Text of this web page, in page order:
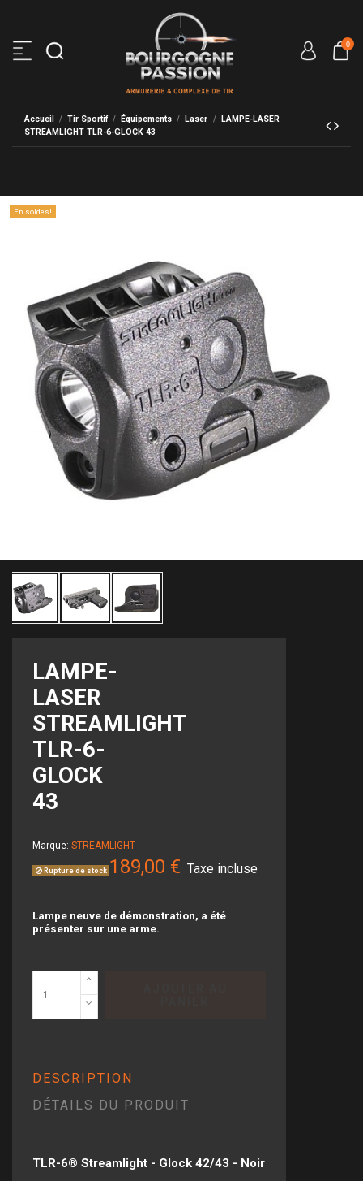
0
Accueil Tir Sportif Équipements Laser
LAMPE-LASER
STREAMLIGHT TLR-6-GLOCK 43
En soldes!
LAMPE-
LASER
STREAMLIGHT
TLR-6-
GLOCK
43
Marque: STREAMLIGHT
Rupture de stock 189,00 € Taxe incluse
Lampe neuve de démonstration, a été
présenter sur une arme.
DESCRIPTION
DÉTAILS DU PRODUIT
TLR-6® Streamlight - Glock 42/43 - Noir